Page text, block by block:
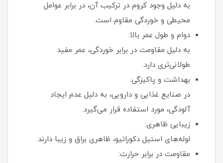
به دلیل وجود کروم در ترکیب آن، در برابر عوامل
محیطی و خوردگی مقاوم است.
دوام و طول عمر بالا:
به دلیل مقاومت در برابر خوردگی، عمر مفید
طولانی‌تری دارد.
بهداشت و پاکیزگی:
در صنایع غذایی و دارویی، به دلیل عدم ایجاد
آلودگی، مورد استفاده قرار می‌گیرد.
زیبایی ظاهری:
لوله‌های استیل دکوراتیو، ظاهری براق و زیبا دارند.
مقاومت در برابر حرارت: